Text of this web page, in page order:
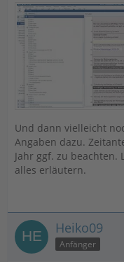
Und dann vielleicht
Angaben dazu.
Jahr ggf. zu beachten.
alles erläutern.
Heiko09
Anfänger